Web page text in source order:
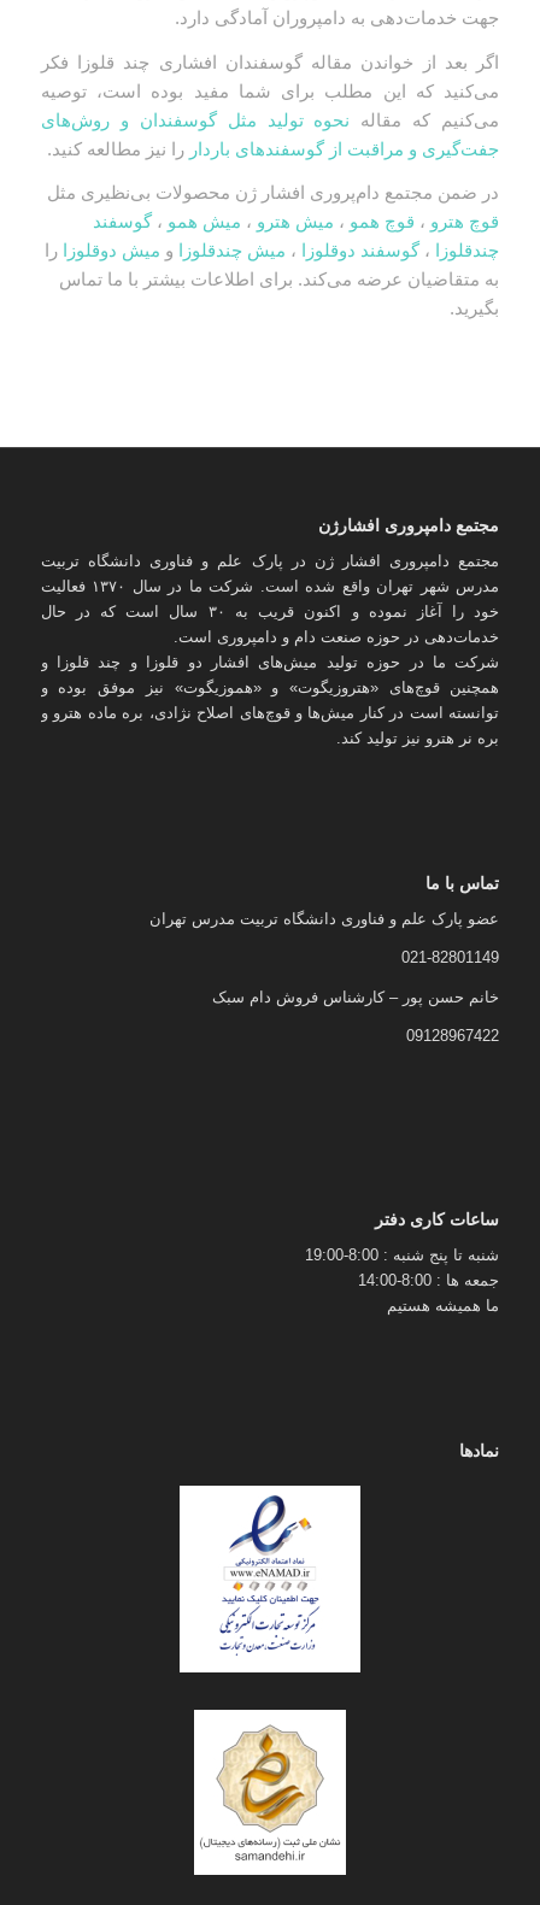
جهت خدمات‌دهی به دامپروران آمادگی دارد.
اگر بعد از خواندن مقاله گوسفندان افشاری چند قلوزا فکر
می‌کنید که این مطلب برای شما مفید بوده است، توصیه
می‌کنیم که مقاله نحوه تولید مثل گوسفندان و روش‌های
جفت‌گیری و مراقبت از گوسفندهای باردار را نیز مطالعه کنید.
در ضمن مجتمع دام‌پروری افشار ژن محصولات بی‌نظیری مثل
قوچ هترو ، قوچ همو ، میش هترو ، میش همو ،گوسفند
چندقلوزا ،گوسفند دوقلوزا ، میش چندقلوزا و میش دوقلوزا را
به متقاضیان عرضه می‌کند. برای اطلاعات بیشتر با ما تماس
بگیرید.
مجتمع دامپروری افشارژن
مجتمع دامپروری افشار ژن در پارک علم و فناوری دانشگاه تربیت
مدرس شهر تهران واقع شده است. شرکت ما در سال ۱۳۷۰ فعالیت
خود را آغاز نموده و اکنون قریب به ۳۰ سال است که در حال
خدمات‌دهی در حوزه صنعت دام و دامپروری است.
شرکت ما در حوزه تولید میش‌های افشار دو قلوزا و چند قلوزا و
همچنین قوچ‌های «هتروزیگوت» و «هموزیگوت» نیز موفق بوده و
توانسته است در کنار میش‌ها و قوچ‌های اصلاح نژادی، بره ماده هترو و
بره نر هترو نیز تولید کند.
تماس با ما
عضو پارک علم و فناوری دانشگاه تربیت مدرس تهران
021-82801149
خانم حسن پور – کارشناس فروش دام سبک
09128967422
ساعات کاری دفتر
شنبه تا پنج شنبه : 8:00-19:00
جمعه ها : 8:00-14:00
ما همیشه هستیم
نمادها